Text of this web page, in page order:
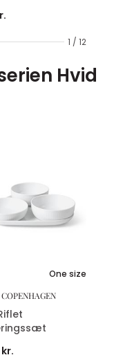
1 / 12
Hvid
One size